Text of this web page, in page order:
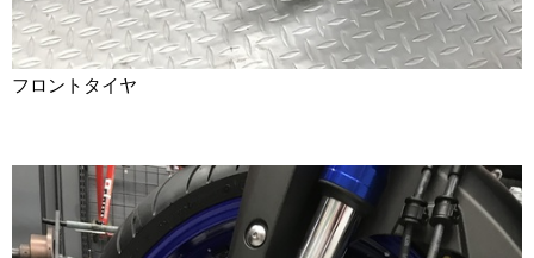
フロントタイヤ